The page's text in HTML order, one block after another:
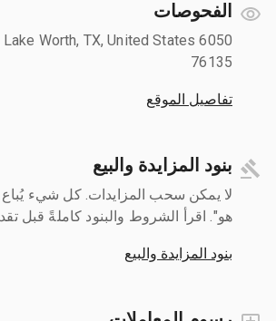
الفحوصات
Lake Worth, TX, United States
76135
تفاصيل الموقع
بنود المزايدة والبيع
لا يمكن سحب المزايدات. كل شيء يُباع
هو". اقرأ الشروط والبنود كاملةً قبل
بنود المزايدة والبيع